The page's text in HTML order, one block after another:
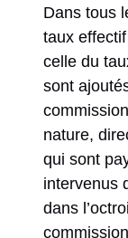
Dans tous
taux
celle du
sont
nature,
qui sont
intervenus
dans